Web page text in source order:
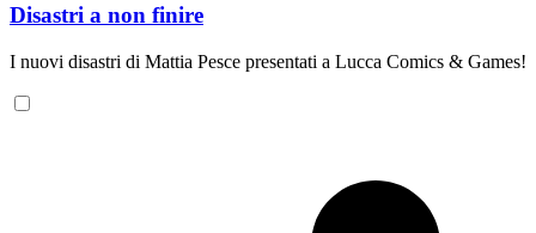
Disastri a non finire
I nuovi disastri di Mattia Pesce presentati a Lucca Comics & Games!